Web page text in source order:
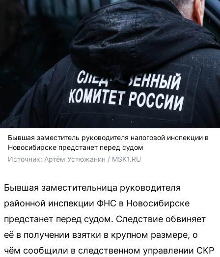
Бывшая заместитель руководителя налоговой инспекции в
Новосибирске предстанет перед судом
Источник: Артём Устюжанин / MSK1.RU
Бывшая заместительница руководителя
районной инспекции ФНС в Новосибирске
предстанет перед судом. Следствие обвиняет
её в получении взятки в крупном размере, о
чём сообщили в следственном управлении СКР